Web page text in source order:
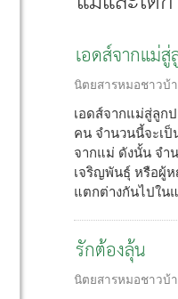
เอดส์จากแม่สู่
นิตยสารหมอชาวบ้
เอดส์จากแม่สู่ลูก
คน จำนวนนี้จะเป็
จากแม่ ดังนั้น จำ
เจริญพันธุ์ หรือผู้
แตกต่างกันไปใน
รักต้องลุ้น
นิตยสารหมอชาวบ้